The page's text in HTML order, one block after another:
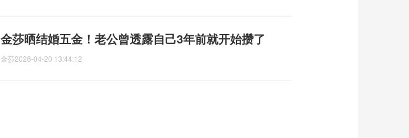
金莎晒结婚五金！老公曾透露自己3年前就开始攒了
金莎2026-04-20 13:44:12